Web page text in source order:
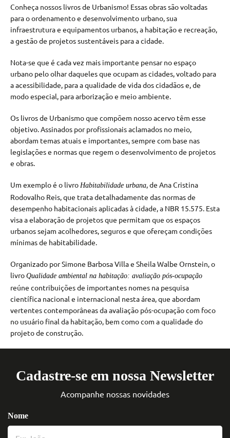
Conheça nossos livros de Urbanismo! Essas obras são voltadas
para o ordenamento e desenvolvimento urbano, sua
infraestrutura e equipamentos urbanos, a habitação e recreação,
a gestão de projetos sustentáveis para a cidade.
Nota-se que é cada vez mais importante pensar no espaço
urbano pelo olhar daqueles que ocupam as cidades, voltado para
a acessibilidade, para a qualidade de vida dos cidadãos e, de
modo especial, para arborização e meio ambiente.
Os livros de Urbanismo que compõem nosso acervo têm esse
objetivo. Assinados por profissionais aclamados no meio,
abordam temas atuais e importantes, sempre com base nas
legislações e normas que regem o desenvolvimento de projetos
e obras.
Um exemplo é o livro Habitabilidade urbana, de Ana Cristina
Rodovalho Reis, que trata detalhadamente das normas de
desempenho habitacionais aplicadas à cidade, a NBR 15.575. Esta
visa a elaboração de projetos que permitam que os espaços
urbanos sejam acolhedores, seguros e que ofereçam condições
mínimas de habitabilidade.
Organizado por Simone Barbosa Villa e Sheila Walbe Ornstein, o
livro Qualidade ambiental na habitação: avaliação pós-ocupação
reúne contribuições de importantes nomes na pesquisa
científica nacional e internacional nesta área, que abordam
vertentes contemporâneas da avaliação pós-ocupação com foco
no usuário final da habitação, bem como com a qualidade do
projeto de construção.
Cadastre-se em nossa Newsletter
Acompanhe nossas novidades
Nome